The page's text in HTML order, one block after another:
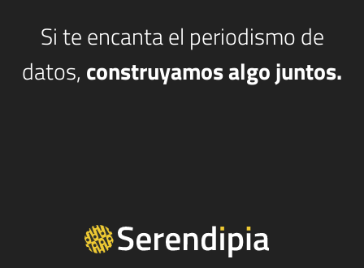
Si te encanta el periodismo de
datos, construyamos algo juntos.